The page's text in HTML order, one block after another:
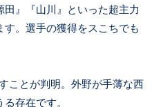
』『山川』といった超主力
。選手の獲得をスこちでも
ことが判明。外野が手薄な西
存在です。